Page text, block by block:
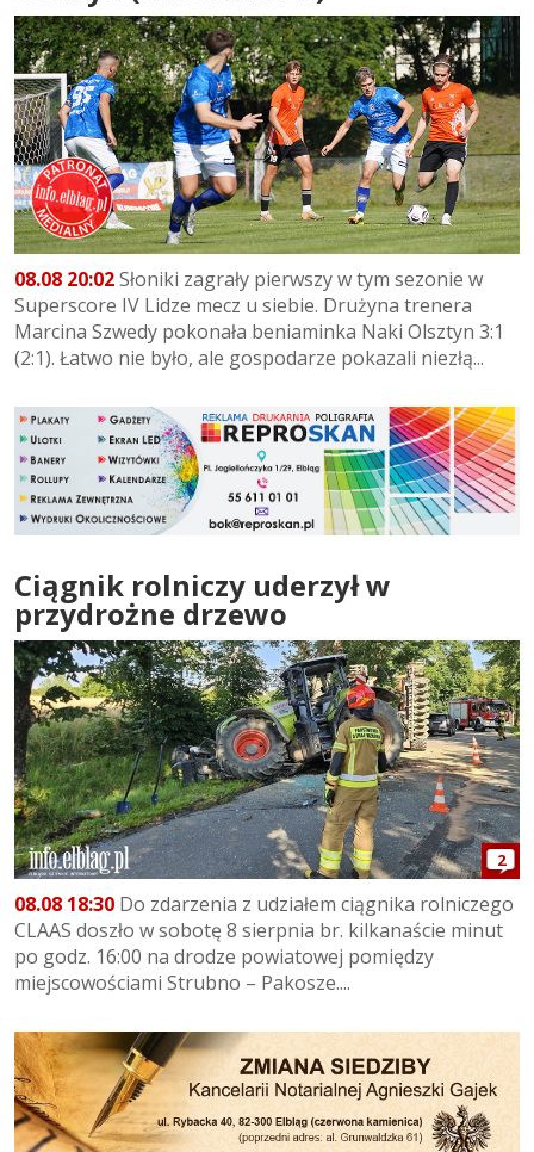
08.08 20:02Słoniki zagrały pierwszy w tym sezonie w
Superscore IV Lidze mecz u siebie. Drużyna trenera
Marcina Szwedy pokonała beniaminka Naki Olsztyn 3:1
(2:1). Łatwo nie było, ale gospodarze pokazali niezłą...
Ciągnik rolniczy uderzył w
przydrożne drzewo
2
08.08 18:30 Do zdarzenia z udziałem ciągnika rolniczego
CLAAS doszło w sobotę 8 sierpnia br. kilkanaście minut
po godz. 16:00 na drodze powiatowej pomiędzy
miejscowościami Strubno – Pakosze....